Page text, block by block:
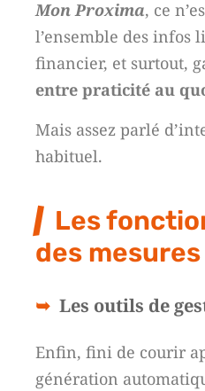
Mon Proxima, ce
l’ensemble des infos
financier, et surtout,
entre praticité au
Mais assez parlé
habituel.
Les
des
Les outils de
Enfin, fini de courir
génération